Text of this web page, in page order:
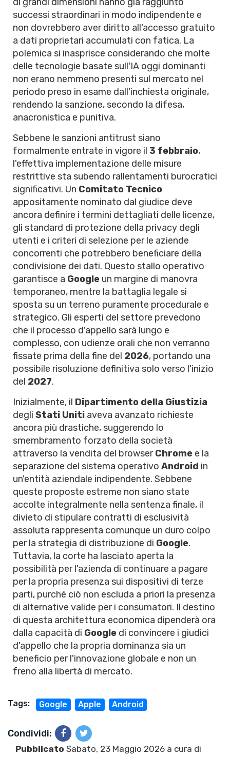
successi straordinari in modo indipendente e
non dovrebbero aver diritto all'accesso gratuito
a dati proprietari accumulati con fatica. La
polemica si inasprisce considerando che molte
delle tecnologie basate sull'IA oggi dominanti
non erano nemmeno presenti sul mercato nel
periodo preso in esame dall'inchiesta originale,
rendendo la sanzione, secondo la difesa,
anacronistica e punitiva.
Sebbene le sanzioni antitrust siano
formalmente entrate in vigore il 3 febbraio,
l'effettiva implementazione delle misure
restrittive sta subendo rallentamenti burocratici
significativi. Un Comitato Tecnico
appositamente nominato dal giudice deve
ancora definire i termini dettagliati delle licenze,
gli standard di protezione della privacy degli
utenti e i criteri di selezione per le aziende
concorrenti che potrebbero beneficiare della
condivisione dei dati. Questo stallo operativo
garantisce a Google un margine di manovra
temporaneo, mentre la battaglia legale si
sposta su un terreno puramente procedurale e
strategico. Gli esperti del settore prevedono
che il processo d'appello sarà lungo e
complesso, con udienze orali che non verranno
fissate prima della fine del 2026, portando una
possibile risoluzione definitiva solo verso l'inizio
del 2027.
Inizialmente, il Dipartimento della Giustizia
degli Stati Uniti aveva avanzato richieste
ancora più drastiche, suggerendo lo
smembramento forzato della società
attraverso la vendita del browserChrome e la
separazione del sistema operativo Android in
un'entità aziendale indipendente. Sebbene
queste proposte estreme non siano state
accolte integralmente nella sentenza finale, il
divieto di stipulare contratti di esclusività
assoluta rappresenta comunque un duro colpo
per la strategia di distribuzione di Google.
Tuttavia, la corte ha lasciato aperta la
possibilità per l'azienda di continuare a pagare
per la propria presenza sui dispositivi di terze
parti, purché ciò non escluda a priori la presenza
di alternative valide per i consumatori. Il destino
di questa architettura economica dipenderà ora
dalla capacità di Google di convincere i giudici
d'appello che la propria dominanza sia un
beneficio per l'innovazione globale e non un
freno alla libertà di mercato.
Tags: Google Apple Android
Condividi:
Pubblicato Sabato, 23 Maggio 2026 a cura di